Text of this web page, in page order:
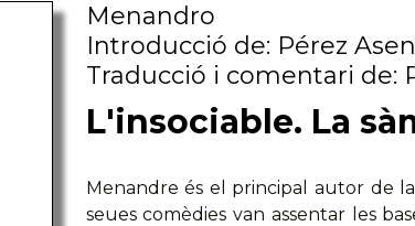
Menandro
Introducció de: Pérez
Traducció i comentari de:
L'insociable. La
Menandre és el principal autor de
seues comèdies van assentar les